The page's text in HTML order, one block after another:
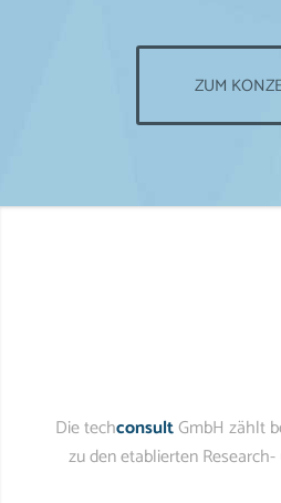
ZUM
Die techconsultGmbH zählt
zu den etablierten